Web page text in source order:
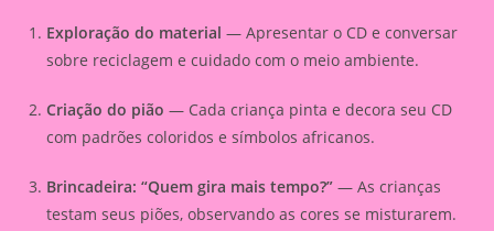
Exploração do material — Apresentar o CD e conversar
sobre reciclagem e cuidado com o meio ambiente.
Criação do pião — Cada criança pinta e decora seu CD
com padrões coloridos e símbolos africanos.
Brincadeira: “Quem gira mais tempo?” — As crianças
testam seus piões, observando as cores se misturarem.